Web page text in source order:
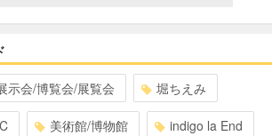
示会/博覧会/展覧会 堀ちえみ
美術館/博物館 indigo la End